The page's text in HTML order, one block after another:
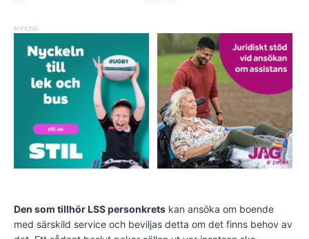
ANNONS
Den som tillhör LSS personkrets kan ansöka om boende
med särskild service och beviljas detta om det finns behov av